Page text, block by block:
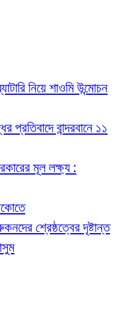
নিয়ে শাওমি উন্মোচন
প্রতিবাদে বান্দরবানে ১১
মূল লক্ষ্য :
শ্রেষ্ঠত্বের দৃষ্টান্ত